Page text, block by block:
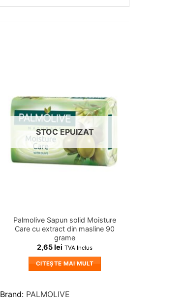
wishlist!
STOC EPUIZAT
Palmolive Sapun solid Moisture
Care cu extract din masline 90
grame
2,65lei TVA Inclus
CITEȘTE MAI MULT
Brand: PALMOLIVE